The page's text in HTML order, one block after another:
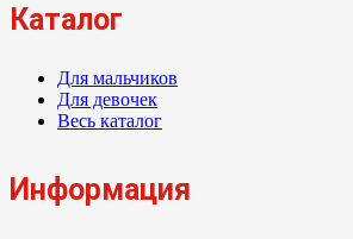
Каталог
Для мальчиков
Для девочек
Весь каталог
Информация